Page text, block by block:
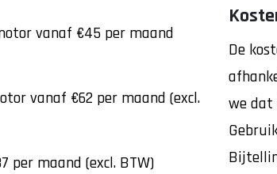
vanaf €45 per maand
vanaf €62 per maand (excl.
maand (excl. BTW)
De
we dat